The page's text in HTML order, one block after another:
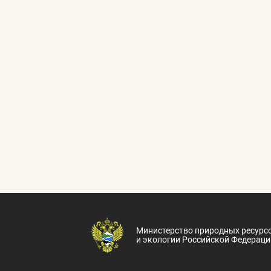
Министерство природных
и экологии Российской